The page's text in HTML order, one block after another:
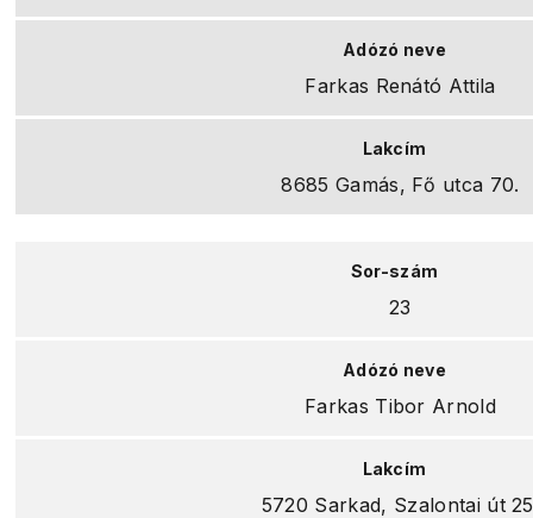
Farkas Renátó Attila
8685 Gamás, Fő utca 70.
23
Farkas Tibor Arnold
5720 Sarkad, Szalontai út